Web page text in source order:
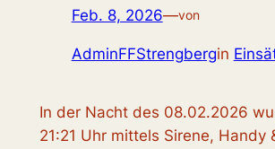
Feb. 8, 2026—von
AdminFFStrengbergin
In der Nacht des 08.02.2026
21:21 Uhr mittels Sirene, Handy